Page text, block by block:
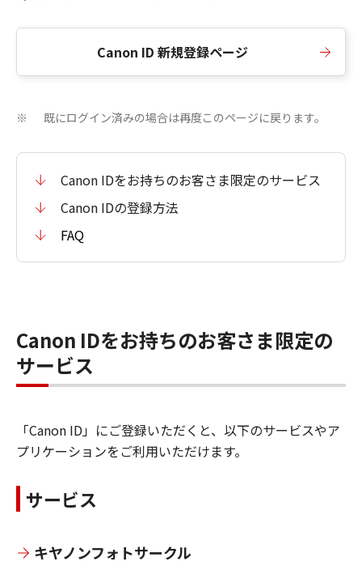
Canon ID 新規登録ページ
※ 既にログイン済みの場合は再度このページに戻ります。
Canon IDをお持ちのお客さま限定のサービス
Canon IDの登録方法
FAQ
Canon IDをお持ちのお客さま限定の
サービス
「Canon ID」にご登録いただくと、以下のサービスやア
プリケーションをご利用いただけます。
サービス
キヤノンフォトサークル